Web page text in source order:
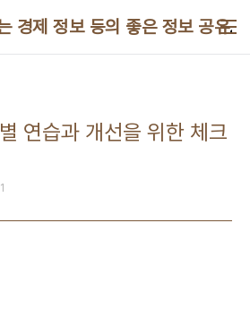
경제 정보 등의 좋은 정보 공유
연습과 개선을 위한 체크